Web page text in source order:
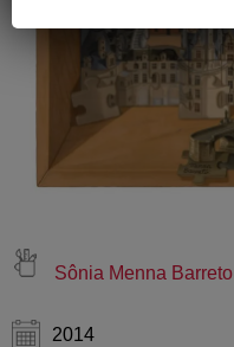
Sônia Menna Barreto
2014